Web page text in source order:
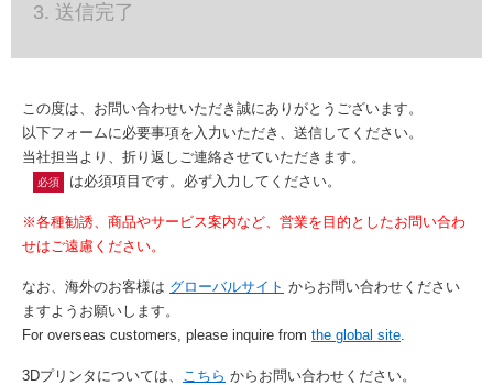
3. 送信完了
この度は、お問い合わせいただき誠にありがとうございます。
以下フォームに必要事項を入力いただき、送信してください。
当社担当より、折り返しご連絡させていただきます。
必須 は必須項目です。必ず入力してください。
※各種勧誘、商品やサービス案内など、営業を目的としたお問い合わ
せはご遠慮ください。
なお、海外のお客様は グローバルサイト からお問い合わせください
ますようお願いします。
For overseas customers, please inquire from the global site.
3Dプリンタについては、 こちら からお問い合わせください。